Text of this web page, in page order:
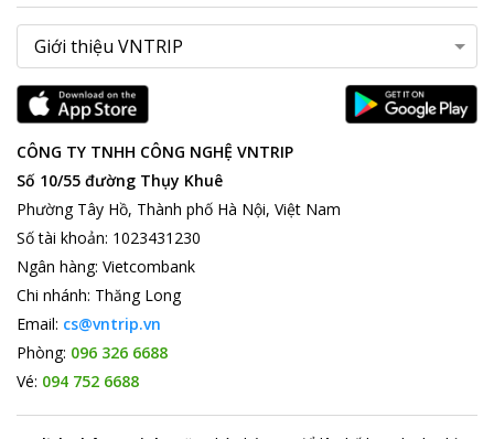
CÔNG TY TNHH CÔNG NGHỆ VNTRIP
Số 10/55 đường Thụy Khuê
Phường Tây Hồ, Thành phố Hà Nội, Việt Nam
Số tài khoản: 1023431230
Ngân hàng: Vietcombank
Chi nhánh: Thăng Long
Email: cs@vntrip.vn
Phòng: 096 326 6688
Vé: 094 752 6688